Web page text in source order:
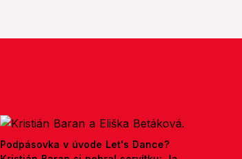
Podpásovka v úvode Let's Dance?